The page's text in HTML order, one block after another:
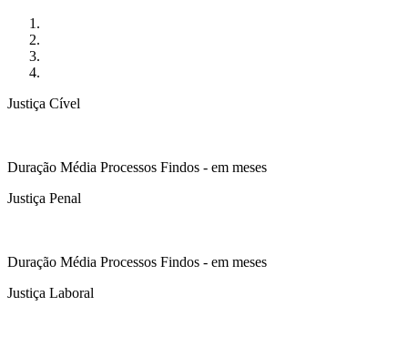
Justiça Cível
Duração Média Processos Findos - em meses
Justiça Penal
Duração Média Processos Findos - em meses
Justiça Laboral